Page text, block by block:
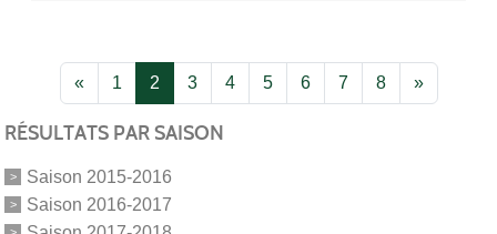
« 1 2 3 4 5 6 7 8 »
RÉSULTATS PAR SAISON
Saison 2015-2016
Saison 2016-2017